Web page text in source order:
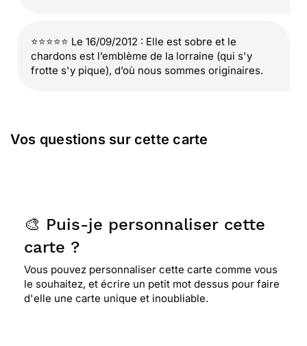
⭐⭐⭐⭐⭐ Le 16/09/2012 : Elle est sobre et le
chardons est l’emblème de la lorraine (qui s'y
frotte s'y pique), d’où nous sommes originaires.
Vos questions sur cette carte
🎨 Puis-je personnaliser cette
carte ?
Vous pouvez personnaliser cette carte comme vous
le souhaitez, et écrire un petit mot dessus pour faire
d'elle une carte unique et inoubliable.